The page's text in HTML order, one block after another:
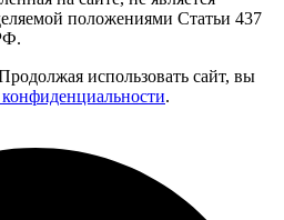
положениями Статьи 437
использовать сайт, вы
.